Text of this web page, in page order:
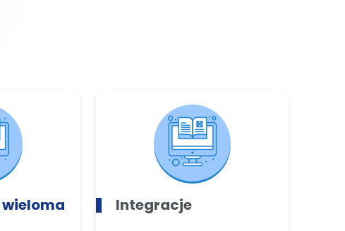
wieloma Integracje